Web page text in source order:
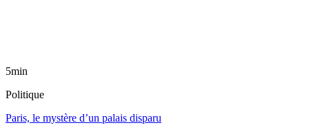
5min
Politique
Paris, le mystère d’un palais disparu